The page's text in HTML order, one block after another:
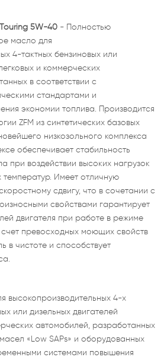
5W-40 - Полностью
масло для
4-тактных бензиновых или
и коммерческих
в соответствии с
стандартами и
экономии топлива. Производится
ZFM из синтетических базовых
низкозольного комплекса
обеспечивает стабильность
при воздействии высоких нагрузок
Имеет отличную
сдвигу, что в сочетании с
свойствами гарантирует
двигателя при работе в режиме
превосходных моющих свойств
в чистоте и способствует
высокопроизводительных 4-х
или дизельных двигателей
автомобилей, разработанных
«Low SAPs» и оборудованных
системами повышения